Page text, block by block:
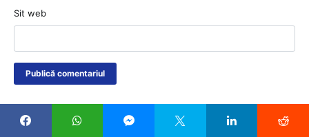
Sit web